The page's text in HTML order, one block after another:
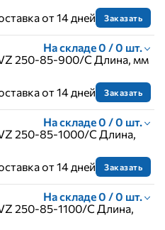
от 14 дней Заказать
На складе 0 / 0 шт.
250-85-900/C Длина, мм
от 14 дней Заказать
На складе 0 / 0 шт.
250-85-1000/C Длина,
от 14 дней Заказать
На складе 0 / 0 шт.
250-85-1100/C Длина,